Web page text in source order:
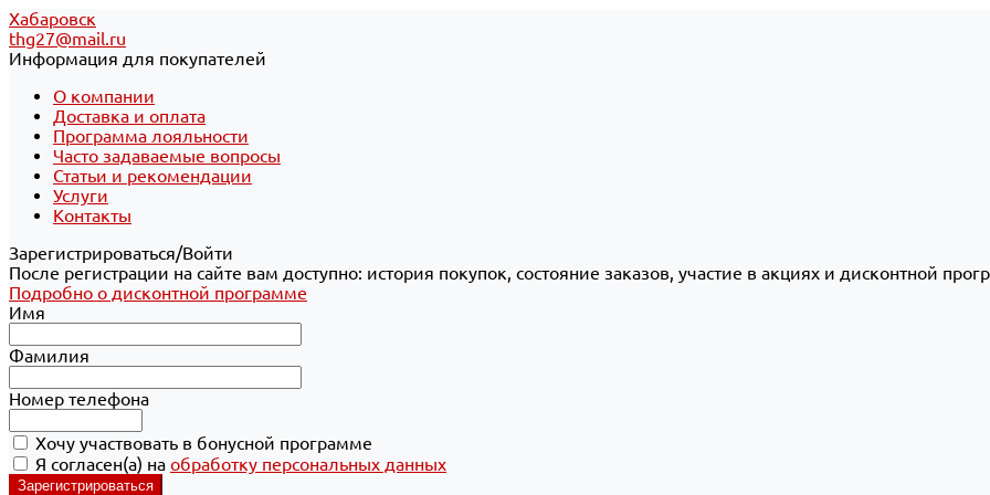
Хабаровск
thg27@mail.ru
Информация для покупателей
О компании
Доставка и оплата
Программа лояльности
Часто задаваемые вопросы
Статьи и рекомендации
Услуги
Контакты
Зарегистрироваться/Войти
После регистрации на сайте вам доступно: история покупок, состояние заказов, участие в акциях и дисконтной
Подробно о дисконтной программе
Имя
Фамилия
Номер телефона
Хочу участвовать в бонусной программе
Я согласен(а) на обработку персональных данных